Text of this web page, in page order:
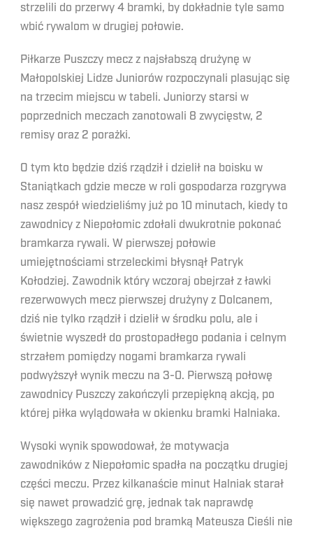
strzelili do przerwy 4 bramki, by dokładnie tyle samo
wbić rywalom w drugiej połowie.
Piłkarze Puszczy mecz z najsłabszą drużynę w
Małopolskiej Lidze Juniorów rozpoczynali plasując się
na trzecim miejscu w tabeli. Juniorzy starsi w
poprzednich meczach zanotowali 8 zwycięstw, 2
remisy oraz 2 porażki.
O tym kto będzie dziś rządził i dzielił na boisku w
Staniątkach gdzie mecze w roli gospodarza rozgrywa
nasz zespół wiedzieliśmy już po 10 minutach, kiedy to
zawodnicy z Niepołomic zdołali dwukrotnie pokonać
bramkarza rywali. W pierwszej połowie
umiejętnościami strzeleckimi błysnął Patryk
Kołodziej. Zawodnik który wczoraj obejrzał z ławki
rezerwowych mecz pierwszej drużyny z Dolcanem,
dziś nie tylko rządził i dzielił w środku polu, ale i
świetnie wyszedł do prostopadłego podania i celnym
strzałem pomiędzy nogami bramkarza rywali
podwyższył wynik meczu na 3-0. Pierwszą połowę
zawodnicy Puszczy zakończyli przepiękną akcją, po
której piłka wylądowała w okienku bramki Halniaka.
Wysoki wynik spowodował, że motywacja
zawodników z Niepołomic spadła na początku drugiej
części meczu. Przez kilkanaście minut Halniak starał
się nawet prowadzić grę, jednak tak naprawdę
większego zagrożenia pod bramką Mateusza Cieśli nie